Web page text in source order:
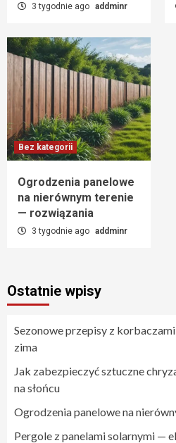
3 tygodnie ago addminr
Bez kategorii
Ogrodzenia panelowe
na nierównym terenie
— rozwiązania
3 tygodnie ago addminr
Ostatnie wpisy
Sezonowe przepisy z
zima
Jak zabezpieczyć sztuczne
na słońcu
Ogrodzenia panelowe na
Pergole z panelami solarnymi —